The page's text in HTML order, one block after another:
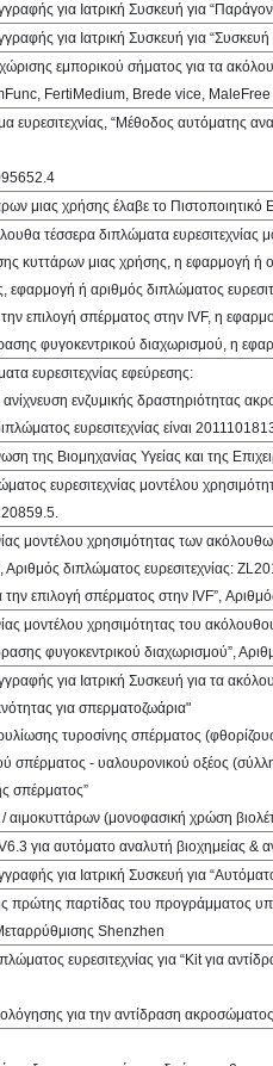
για Ιατρική Συσκευή για
για Ιατρική Συσκευή για
εμπορικού σήματος για τα
FertiMedium, Brede vice, MaleFree
ευρεσιτεχνίας, “Μέθοδος αυτόματης
μιας χρήσης έλαβε το Πιστοποιητικό
τέσσερα διπλώματα ευρεσιτεχνίας
κυττάρων μιας χρήσης, η εφαρμογή ή
εφαρμογή ή αριθμός διπλώματος
επιλογή σπέρματος στην IVF, η
φυγοκεντρικού διαχωρισμού, η
ευρεσιτεχνίας εφεύρεσης:
ανίχνευση ενζυμικής δραστηριότητας
ευρεσιτεχνίας είναι
της Βιομηχανίας Υγείας και της
ευρεσιτεχνίας μοντέλου
μοντέλου χρησιμότητας των
Αριθμός διπλώματος ευρεσιτεχνίας:
την επιλογή σπέρματος στην IVF”,
μοντέλου χρησιμότητας του
φυγοκεντρικού διαχωρισμού”,
για Ιατρική Συσκευή για τα
για σπερματοζωάρια"
τυροσίνης σπέρματος
σπέρματος - υαλουρονικού οξέος
σπέρματος”
αιμοκυττάρων (μονοφασική χρώση
για αυτόματο αναλυτή βιοχημείας
για Ιατρική Συσκευή για
πρώτης παρτίδας του προγράμματος
Shenzhen
ευρεσιτεχνίας για “Kit για
για την αντίδραση